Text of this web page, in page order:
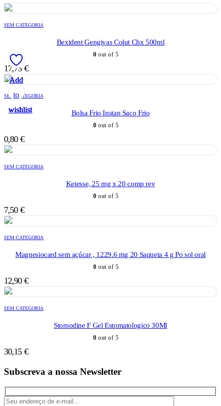
Add
to
wishlist
SEM CATEGORIA
Bexident Gengivas Colut Chx 500ml
0 out of 5
17,75 €
Add
to
wishlist
SEM CATEGORIA
Bolsa Frio Instan Saco Frio
0 out of 5
0,80 €
Add
to
wishlist
SEM CATEGORIA
Ketesse, 25 mg x 20 comp rev
0 out of 5
7,50 €
Add
to
wishlist
SEM CATEGORIA
Magnesiocard sem açúcar , 1229.6 mg 20 Saqueta 4 g Po sol oral
0 out of 5
12,90 €
Add
to
wishlist
SEM CATEGORIA
Stomodine F Gel Estomatologico 30Ml
0 out of 5
30,15 €
Subscreva a nossa Newsletter